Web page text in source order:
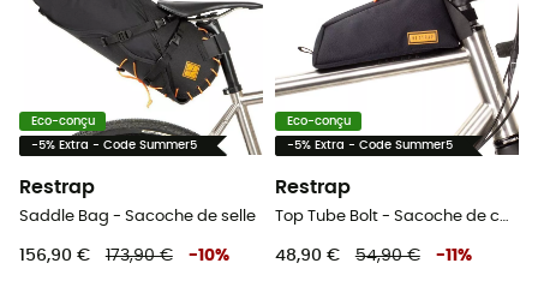
Eco-conçu
-5% Extra - Code Summer5
Restrap
Saddle Bag - Sacoche de selle
156,90 € 173,90 € -10%
Eco-conçu
-5% Extra - Code Summer5
Restrap
Top Tube Bolt - Sacoche de cadre vélo
48,90 € 54,90 € -11 %